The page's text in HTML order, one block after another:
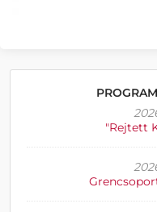
"Rejtett